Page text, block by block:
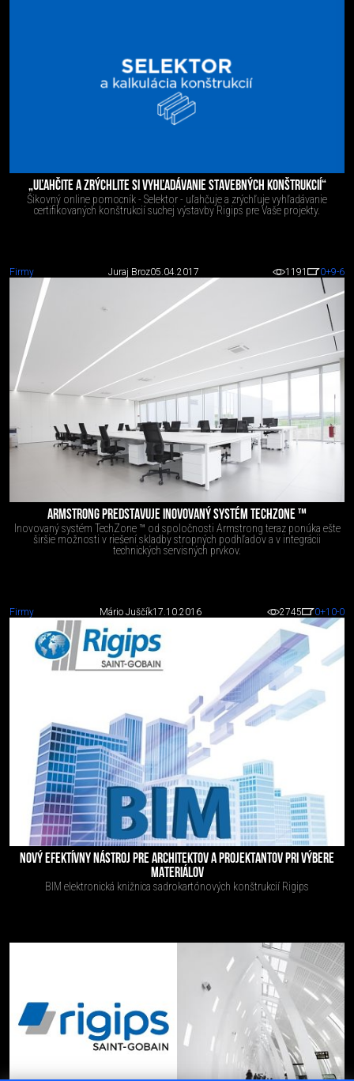
„UĽAHČITE A ZRÝCHLITE SI VYHĽADÁVANIE STAVEBNÝCH KONŠTRUKCIÍ“
Šikovný online pomocník - Selektor - uľahčuje a zrýchľuje vyhľadávanie
certifikovaných konštrukcií suchej výstavby Rigips pre Vaše projekty.
Firmy Juraj Broz05.04.2017 1191 0+9-6
ARMSTRONG PREDSTAVUJE INOVOVANÝ SYSTÉM TECHZONE ™
Inovovaný systém TechZone ™ od spoločnosti Armstrong teraz ponúka ešte
širšie možnosti v riešení skladby stropných podhľadov a v integrácii
technických servisných prvkov.
Firmy Mário Juščík17.10.2016 2745 0+10-0
NOVÝ EFEKTÍVNY NÁSTROJ PRE ARCHITEKTOV A PROJEKTANTOV PRI VÝBERE
MATERIÁLOV
BIM elektronická knižnica sadrokartónových konštrukcií Rigips